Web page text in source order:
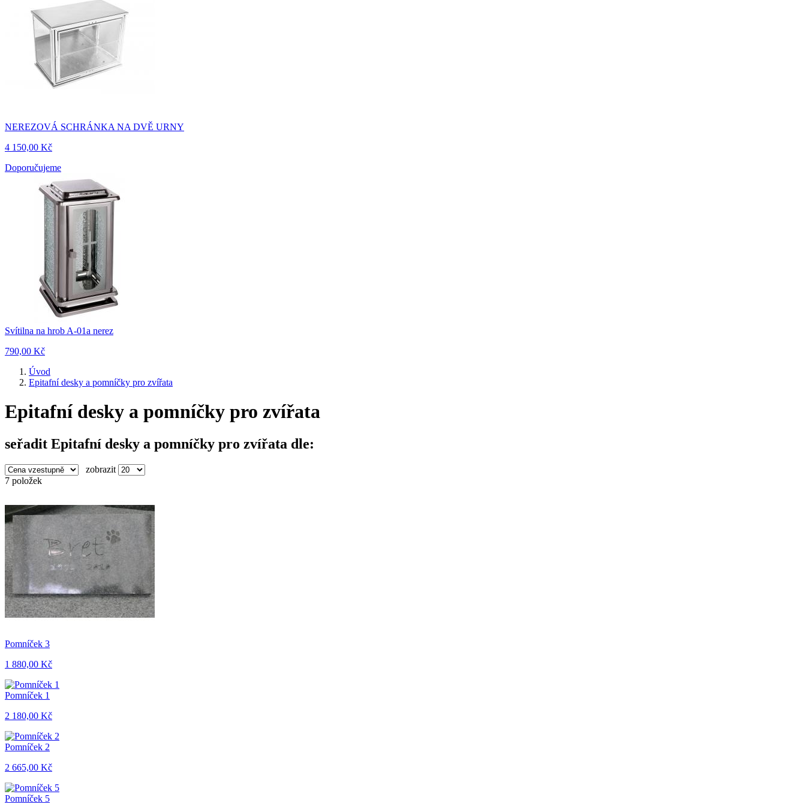
NEREZOVÁ SCHRÁNKA NA DVĚ URNY
4 150,00 Kč
Doporučujeme
Svítilna na hrob A-01a nerez
790,00 Kč
Úvod
Epitafní desky a pomníčky pro zvířata
Epitafní desky a pomníčky pro zvířata
seřadit Epitafní desky a pomníčky pro zvířata dle:
zobrazit
7 položek
Pomníček 3
1 880,00 Kč
Pomníček 1
2 180,00 Kč
Pomníček 2
2 665,00 Kč
Pomníček 5